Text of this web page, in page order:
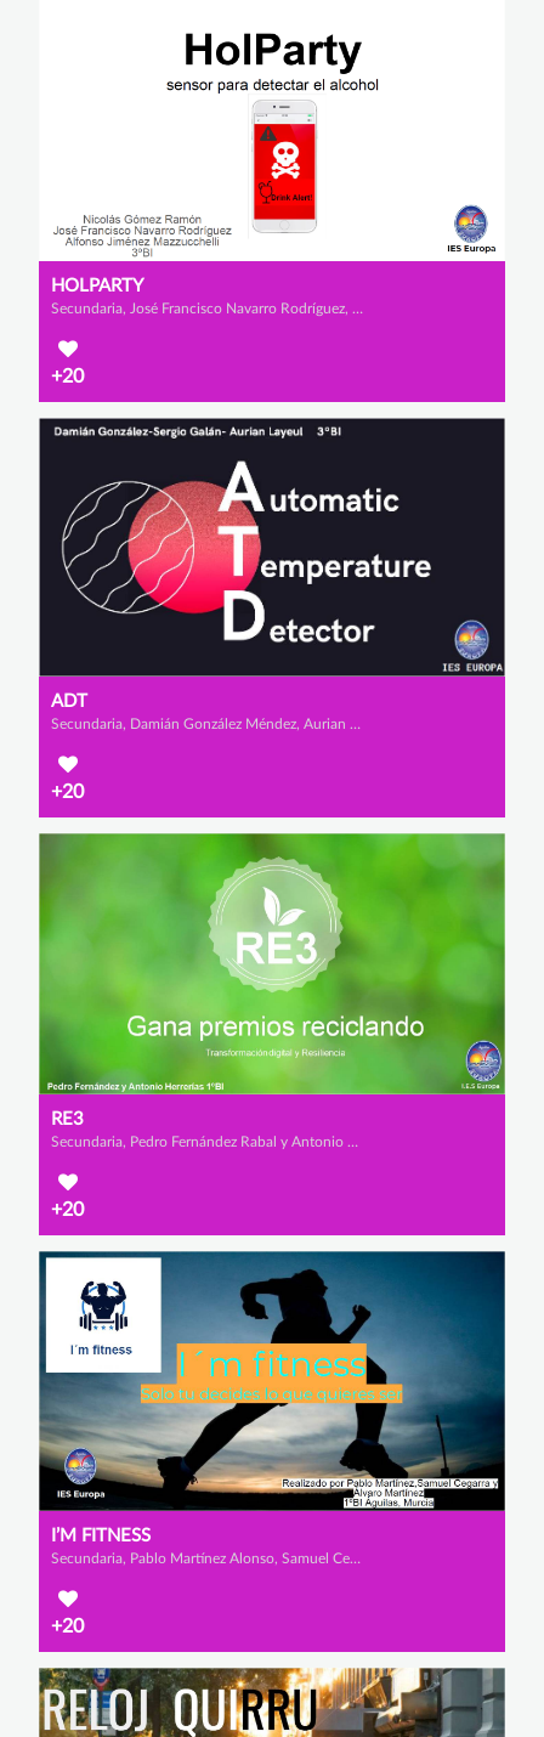
HOLPARTY
Secundaria, José Francisco Navarro Rodríguez, Nicolás Gómez Ramón y Alfonso Jiménez Mazzucchelli
+20
ADT
Secundaria, Damián González Méndez, Aurian Layeul y Sergio Galán Torres
+20
RE3
Secundaria, Pedro Fernández Rabal y Antonio Herrerías Salvador
+20
I’M FITNESS
Secundaria, Pablo Martínez Alonso, Samuel Cegarrarra Vargas y Álvaro Martínez
+20